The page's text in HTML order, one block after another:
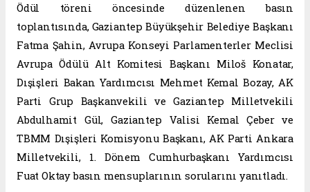
Ödül töreni öncesinde düzenlenen basın
toplantısında, Gaziantep Büyükşehir Belediye Başkanı
Fatma Şahin, Avrupa Konseyi Parlamenterler Meclisi
Avrupa Ödülü Alt Komitesi Başkanı Miloš Konatar,
Dışişleri Bakan Yardımcısı Mehmet Kemal Bozay, AK
Parti Grup Başkanvekili ve Gaziantep Milletvekili
Abdulhamit Gül, Gaziantep Valisi Kemal Çeber ve
TBMM Dışişleri Komisyonu Başkanı, AK Parti Ankara
Milletvekili, 1. Dönem Cumhurbaşkanı Yardımcısı
Fuat Oktay basın mensuplarının sorularını yanıtladı.